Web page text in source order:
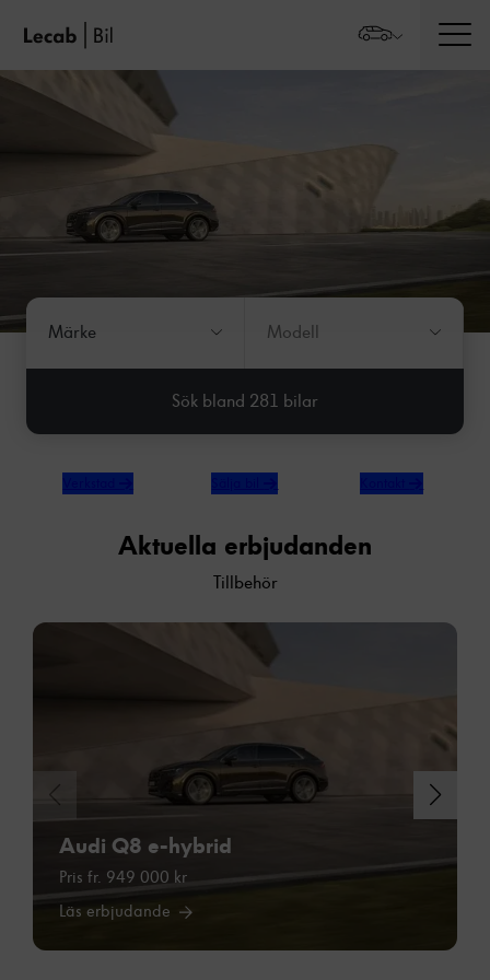
Välj märke:
Märke
Modell
Sök bland 281 bilar
Aktuella erbjudanden
Tillbehör
Audi Q8 e-hybrid
Pris fr. 949 000 kr
Läs erbjudande
går inte att
välja bort. De
behövs för att
hemsidan över
För att vi ska